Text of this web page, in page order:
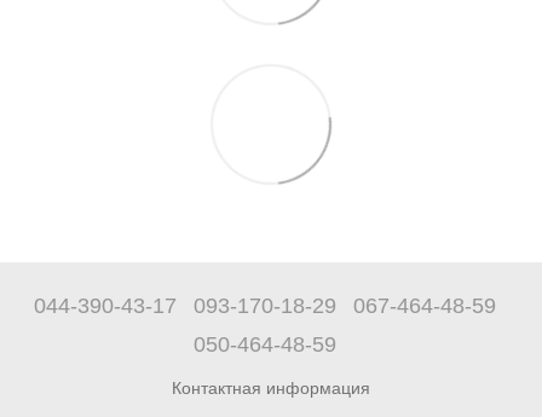
044-390-43-17 093-170-18-29
067-464-48-59
050-464-48-59
Контактная информация